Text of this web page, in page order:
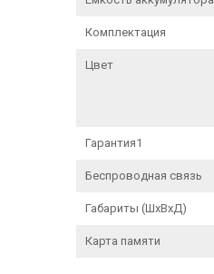
Комплектация
Цвет
Гарантия1
Беспроводная связь
Габариты (ШxВxД)
Карта памяти